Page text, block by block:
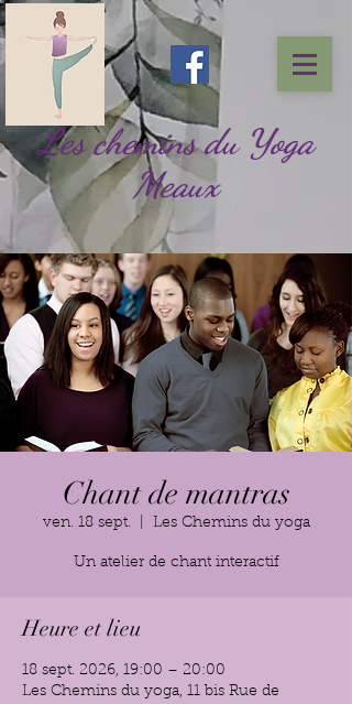
Les chemins du Yoga
Meaux
Chant de mantras
ven. 18 sept. Les Chemins du yoga
Un atelier de chant interactif
Heure et lieu
18 sept. 2026, 19:00 – 20:00
Les Chemins du yoga, 11 bis Rue de